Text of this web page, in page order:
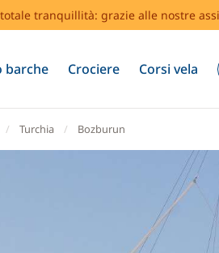
tranquillità: grazie alle nostre
barche Crociere Corsi vela
Turchia Bozburun